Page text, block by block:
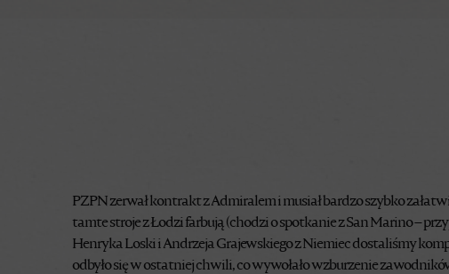
PZPN zerwał kontrakt z Admiralem i musiał bardzo szybko
tamte stroje z Łodzi farbują (chodzi o spotkanie z San Marino –
Henryka Loski i Andrzeja Grajewskiego z Niemiec dostaliśmy
odbyło się w ostatniej chwili, co wywołało wzburzenie